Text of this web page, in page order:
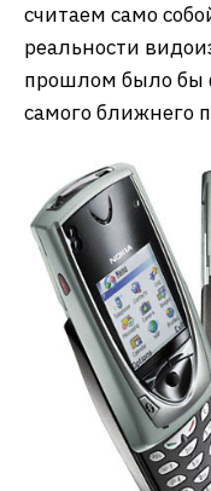
считаем само
реальности
прошлом было бы
самого ближнего